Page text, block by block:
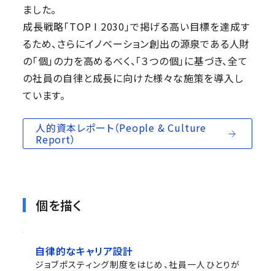
ました。
成長戦略「TOP I 2030」で掲げる高い目標を達成す
るため、さらにイノベーション創出の源泉である人財
の「個」の力を高めるべく、「３つの個」に基づき、全て
の社員の自律と成長に向けた様々な施策を導入し
ています。
人的資本レポート（People & Culture
Report）
個を描く
自律的なキャリア設計
ジョブポスティング制度をはじめ、社員一人ひとりが